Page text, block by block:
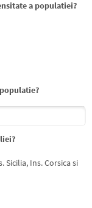
a populatiei?
Sicilia, Ins. Corsica si